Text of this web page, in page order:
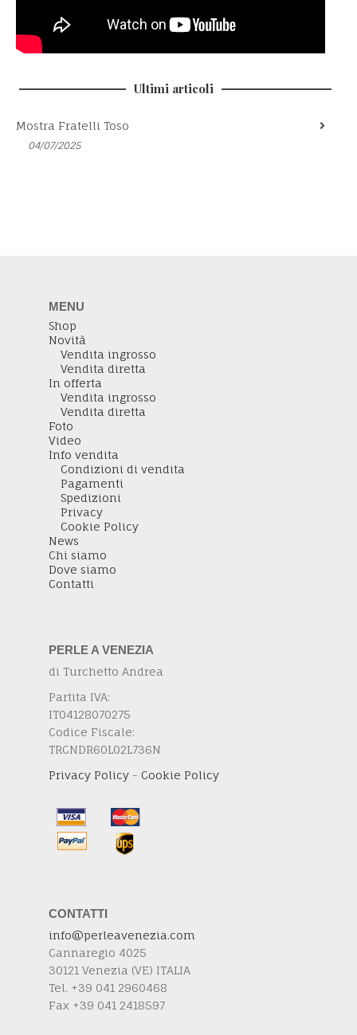
Ultimi articoli
Mostra Fratelli Toso
04/07/2025
MENU
Shop
Novità
Vendita ingrosso
Vendita diretta
In offerta
Vendita ingrosso
Vendita diretta
Foto
Video
Info vendita
Condizioni di vendita
Pagamenti
Spedizioni
Privacy
Cookie Policy
News
Chi siamo
Dove siamo
Contatti
PERLE A VENEZIA
di Turchetto Andrea
Partita IVA:
IT04128070275
Codice Fiscale:
TRCNDR60L02L736N
Privacy Policy - Cookie Policy
CONTATTI
info@perleavenezia.com
Cannaregio 4025
30121 Venezia (VE) ITALIA
Tel. +39 041 2960468
Fax +39 041 2418597